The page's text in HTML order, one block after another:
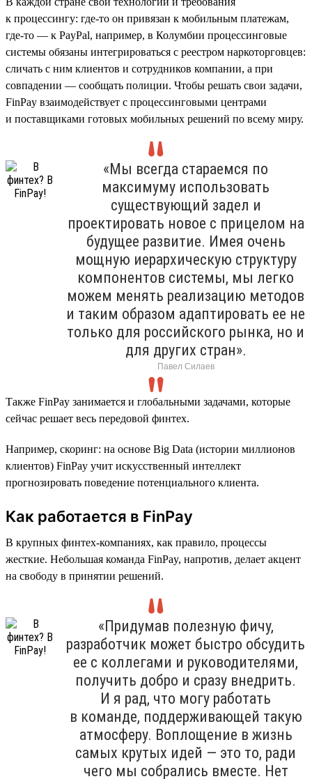
к процессингу: где-то он привязан к мобильным платежам,
где-то — к PayPal, например, в Колумбии процессинговые
системы обязаны интегрироваться с реестром наркоторговцев:
сличать с ним клиентов и сотрудников компании, а при
совпадении — сообщать полиции. Чтобы решать свои задачи,
FinPay взаимодействует с процессинговыми центрами
и поставщиками готовых мобильных решений по всему миру.
«Мы всегда стараемся по
максимуму использовать
существующий задел и
проектировать новое с прицелом на
будущее развитие. Имея очень
мощную иерархическую структуру
компонентов системы, мы легко
можем менять реализацию методов
и таким образом адаптировать ее не
только для российского рынка, но и
для других стран».
Павел Силаев
Также FinPay занимается и глобальными задачами, которые
сейчас решает весь передовой финтех.
Например, скоринг: на основе Big Data (истории миллионов
клиентов) FinPay учит искусственный интеллект
прогнозировать поведение потенциального клиента.
Как работается в FinPay
В крупных финтех-компаниях, как правило, процессы
жесткие. Небольшая команда FinPay, напротив, делает акцент
на свободу в принятии решений.
«Придумав полезную фичу,
разработчик может быстро обсудить
ее с коллегами и руководителями,
получить добро и сразу внедрить.
И я рад, что могу работать
в команде, поддерживающей такую
атмосферу. Воплощение в жизнь
самых крутых идей — это то, ради
чего мы собрались вместе. Нет